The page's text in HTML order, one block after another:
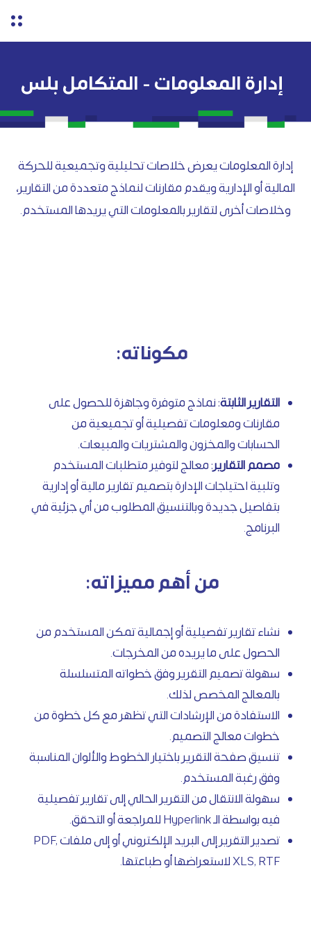
إدارة المعلومات - المتكامل بلس
إدارة المعلومات يعرض خلاصات تحليلية وتجميعية للحركة
المالية أو الإدارية ويقدم مقارنات لنماذج متعددة من التقارير،
وخلاصات أخرى لتقارير بالمعلومات التي يريدها المستخدم.
مكوناته:
التقارير الثابتة: نماذج متوفرة وجاهزة للحصول على
مقارنات ومعلومات تفصيلية أو تجميعية من
الحسابات والمخزون والمشتريات والمبيعات.
مصمم التقارير: معالج لتوفير متطلبات المستخدم
وتلبية احتياجات الإدارة بتصميم تقارير مالية أو إدارية
بتفاصيل جديدة وبالتنسيق المطلوب من أي جزئية في
البرنامج.
من أهم مميزاته:
نشاء تقارير تفصيلية أو إجمالية تمكن المستخدم من
الحصول على ما يريده من المخرجات.
سهولة تصميم التقرير وفق خطواته المتسلسلة
بالمعالج المخصص لذلك.
الاستفادة من الإرشادات التي تظهر مع كل خطوة من
خطوات معالج التصميم.
تنسيق صفحة التقرير باختيار الخطوط والألوان المناسبة
وفق رغبة المستخدم.
سهولة الانتقال من التقرير الحالي إلى تقارير تفصيلية
فيه بواسطة الـ Hyperlink للمراجعة أو التحقق.
تصدير التقرير إلى البريد الإلكتروني أو إلى ملفات PDF,
XLS, RTF لاستعراضها أو طباعتها.